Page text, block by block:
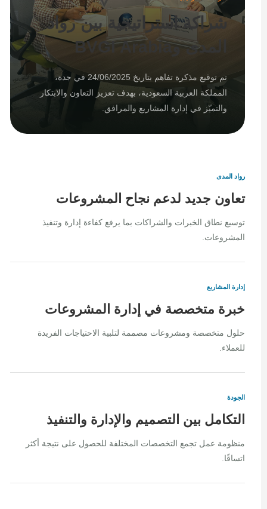
شراكة استراتيجية بين رواد
المدى وBVGI Arabia
تم توقيع مذكرة تفاهم بتاريخ 24/06/2025 في جدة،
المملكة العربية السعودية، بهدف تعزيز التعاون والابتكار
والتميّز في إدارة المشاريع والمرافق.
رواد المدى
تعاون جديد لدعم نجاح المشروعات
توسيع نطاق الخبرات والشراكات بما يرفع كفاءة إدارة وتنفيذ
المشروعات.
إدارة المشاريع
خبرة متخصصة في إدارة المشروعات
حلول متخصصة ومشروعات مصممة لتلبية الاحتياجات الفريدة
للعملاء.
الجودة
التكامل بين التصميم والإدارة والتنفيذ
منظومة عمل تجمع التخصصات المختلفة للحصول على نتيجة أكثر
اتساقًا.